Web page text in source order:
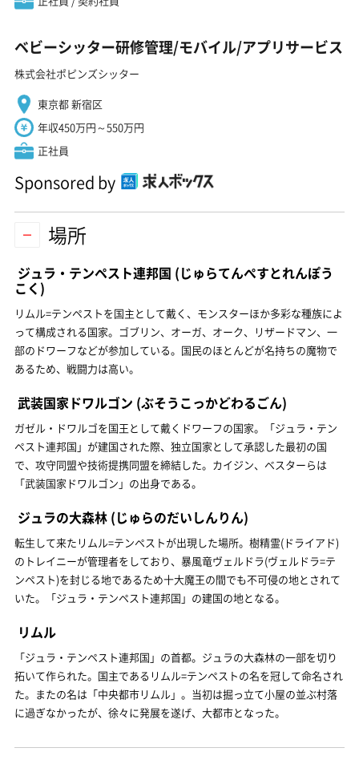
ベビーシッター研修管理/モバイル/アプリサービス
株式会社ポピンズシッター
東京都 新宿区
年収450万円～550万円
正社員
Sponsored by
場所
ジュラ・テンペスト連邦国 (じゅらてんぺすとれんぽう
こく)
リムル=テンペストを国主として戴く、モンスターほか多彩な種族によ
って構成される国家。ゴブリン、オーガ、オーク、リザードマン、一
部のドワーフなどが参加している。国民のほとんどが名持ちの魔物で
あるため、戦闘力は高い。
武装国家ドワルゴン (ぶそうこっかどわるごん)
ガゼル・ドワルゴを国王として戴くドワーフの国家。「ジュラ・テン
ペスト連邦国」が建国された際、独立国家として承認した最初の国
で、攻守同盟や技術提携同盟を締結した。カイジン、ベスターらは
「武装国家ドワルゴン」の出身である。
ジュラの大森林 (じゅらのだいしんりん)
転生して来たリムル=テンペストが出現した場所。樹精霊(ドライアド)
のトレイニーが管理者をしており、暴風竜ヴェルドラ(ヴェルドラ=テ
ンペスト)を封じる地であるため十大魔王の間でも不可侵の地とされて
いた。「ジュラ・テンペスト連邦国」の建国の地となる。
リムル
「ジュラ・テンペスト連邦国」の首都。ジュラの大森林の一部を切り
拓いて作られた。国主であるリムル=テンペストの名を冠して命名され
た。またの名は「中央都市リムル」。当初は掘っ立て小屋の並ぶ村落
に過ぎなかったが、徐々に発展を遂げ、大都市となった。